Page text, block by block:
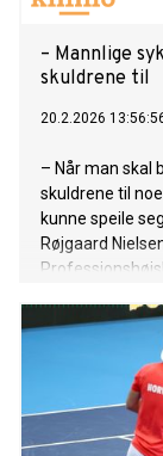
– Mannlige
skuldrene til
20.2.2026
– Når man skal
skuldrene til
kunne speile
Røjgaard